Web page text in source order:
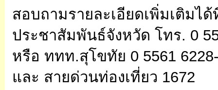
สอบถามรายละเอียดเพิ่มเติมได้
ประชาสัมพันธ์จังหวัด โทร. 0
หรือ ททท.สุโขทัย 0 5561
และ สายด่วนท่องเที่ยว 1672